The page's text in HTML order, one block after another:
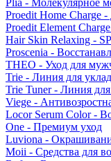
Plia - Молекулярное
Proedit Home Charge
Proedit Element
Hair Skin Relaxing -
Proscenia -
THEO - Уход для
Trie - Линия для
Trie Tuner - Линия
Viege -
Locor Serum Color -
One - Премиум уход
Luviona -
Moii - Средства для